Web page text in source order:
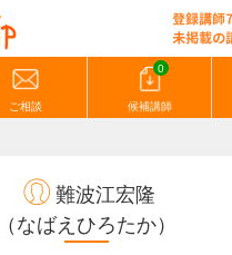
ご相談
0
候補講師
難波江宏隆
（なばえひろたか）